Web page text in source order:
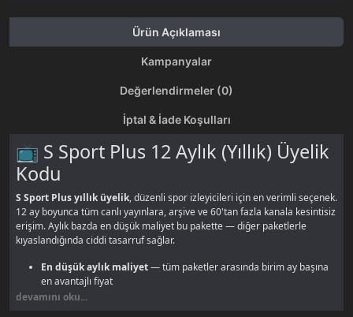
Ürün Açıklaması
Kampanyalar
Değerlendirmeler (0)
İptal & İade Koşulları
📺 S Sport Plus 12 Aylık (Yıllık) Üyelik
Kodu
S Sport Plus yıllık üyelik, düzenli spor izleyicileri için en verimli seçenek.
12 ay boyunca tüm canlı yayınlara, arşive ve 60'tan fazla kanala kesintisiz
erişim. Aylık bazda en düşük maliyet bu pakette — diğer paketlerle
kıyaslandığında ciddi tasarruf sağlar.
En düşük aylık maliyet— tüm paketler arasında birim ay başına
en avantajlı fiyat
Tam sezon
devamını oku...